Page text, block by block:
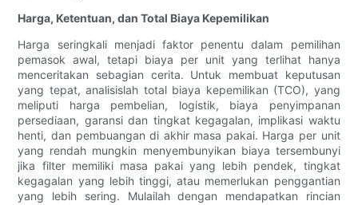
Harga, Ketentuan, dan Total Biaya Kepemilikan
Harga seringkali menjadi faktor penentu dalam pemilihan
pemasok awal, tetapi biaya per unit yang terlihat hanya
menceritakan sebagian cerita. Untuk membuat keputusan
yang tepat, analisislah total biaya kepemilikan (TCO), yang
meliputi harga pembelian, logistik, biaya penyimpanan
persediaan, garansi dan tingkat kegagalan, implikasi waktu
henti, dan pembuangan di akhir masa pakai. Harga per unit
yang rendah mungkin menyembunyikan biaya tersembunyi
jika filter memiliki masa pakai yang lebih pendek, tingkat
kegagalan yang lebih tinggi, atau memerlukan penggantian
yang lebih sering. Mulailah dengan mendapatkan rincian